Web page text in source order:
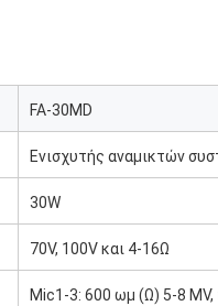
FA-30MD
Ενισχυτής αναμικτών
30W
70V, 100V και 4-16Ω
Mic1-3: 600 ωμ (Ω) 5-8 MV,